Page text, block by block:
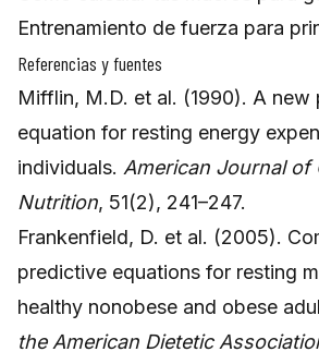
Entrenamiento de fuerza para
Referencias y fuentes
Mifflin, M.D. et al. (1990). A new
equation for resting energy
individuals. American Journal of
Nutrition, 51(2), 241–247.
Frankenfield, D. et al. (2005).
predictive equations for resting
healthy nonobese and obese
the American Dietetic